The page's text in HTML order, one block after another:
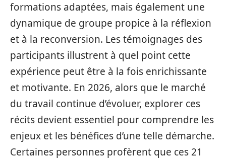
formations adaptées, mais également une
dynamique de groupe propice à la réflexion
et à la reconversion. Les témoignages des
participants illustrent à quel point cette
expérience peut être à la fois enrichissante
et motivante. En 2026, alors que le marché
du travail continue d’évoluer, explorer ces
récits devient essentiel pour comprendre les
enjeux et les bénéfices d’une telle démarche.
Certaines personnes profèrent que ces 21